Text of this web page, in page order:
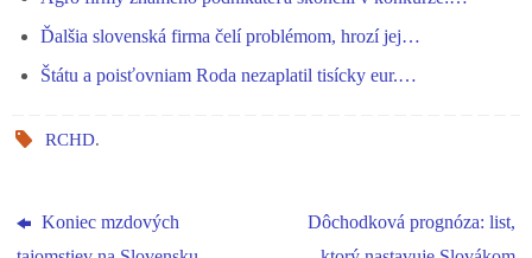
Ďalšia slovenská firma čelí problémom, hrozí jej…
Štátu a poisťovniam Roda nezaplatil tisícky eur.…
RCHD.
Koniec mzdových
Dôchodková prognóza: list,